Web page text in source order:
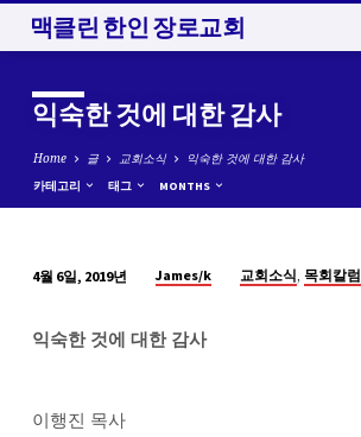
맥클린 한인 장로교회
익숙한 것에 대한 감사
Home 글 교회소식 익숙한 것에 대한 감사
카테고리 태그 MONTHS
숙
한
에
4월 6일, 2019년 James/k 교회소식,목회칼럼
익숙한 것에 대한 감사
이행진 목사